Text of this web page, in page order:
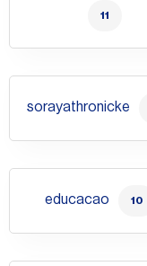
11
sorayathronicke
educacao 10